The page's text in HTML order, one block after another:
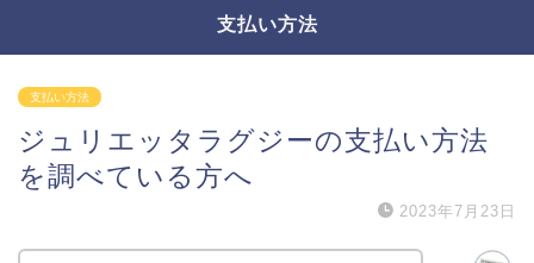
支払い方法
支払い方法
ジュリエッタラグジーの支払い方法
を調べている方へ
2023年7月23日